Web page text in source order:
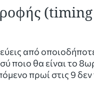
από
ποιο θα είναι το
πρωί στις 9